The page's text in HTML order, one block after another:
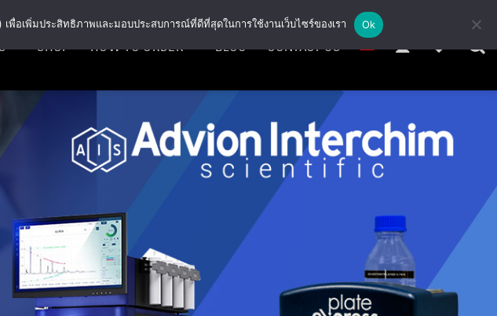
SHOP HOW TO ORDER BLOG CONTACT US
อเพิ่มประสิทธิภาพและมอบประสบการณ์ที่ดีที่สุดในการใช้งานเว็บไซร์ของเรา Ok